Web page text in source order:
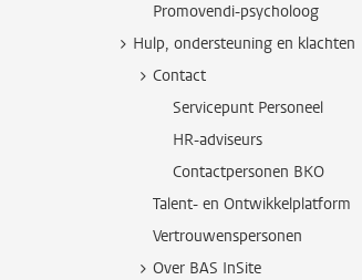
Promovendi-psycholoog
Hulp, ondersteuning en klachten
Contact
Servicepunt Personeel
HR-adviseurs
Contactpersonen BKO
Talent- en Ontwikkelplatform
Vertrouwenspersonen
Over BAS InSite